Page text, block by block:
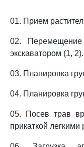
01. Прием
02. Перемещение
экскаватором (1, 2).
03. Планировка
04. Планировка
05. Посев трав
прикаткой